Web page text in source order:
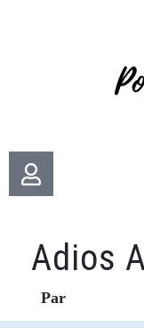
Adios
Par